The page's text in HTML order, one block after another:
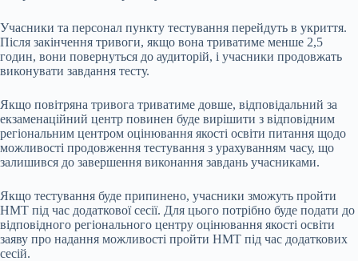
Учасники та персонал пункту тестування перейдуть в укриття.
Після закінчення тривоги, якщо вона триватиме менше 2,5
годин, вони повернуться до аудиторій, і учасники продовжать
виконувати завдання тесту.
Якщо повітряна тривога триватиме довше, відповідальний за
екзаменаційний центр повинен буде вирішити з відповідним
регіональним центром оцінювання якості освіти питання щодо
можливості продовження тестування з урахуванням часу, що
залишився до завершення виконання завдань учасниками.
Якщо тестування буде припинено, учасники зможуть пройти
НМТ під час додаткової сесії. Для цього потрібно буде подати до
відповідного регіонального центру оцінювання якості освіти
заяву про надання можливості пройти НМТ під час додаткових
сесій.